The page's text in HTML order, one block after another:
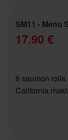
SM11 - Menu
17.90 €
6 saumon
California